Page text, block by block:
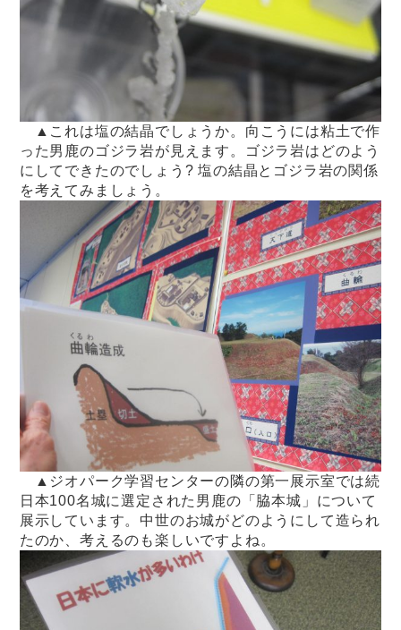
▲これは塩の結晶でしょうか。向こうには粘土で作
った男鹿のゴジラ岩が見えます。ゴジラ岩はどのよう
にしてできたのでしょう? 塩の結晶とゴジラ岩の関係
を考えてみましょう。
▲ジオパーク学習センターの隣の第一展示室では続
日本100名城に選定された男鹿の「脇本城」について
展示しています。中世のお城がどのようにして造られ
たのか、考えるのも楽しいですよね。